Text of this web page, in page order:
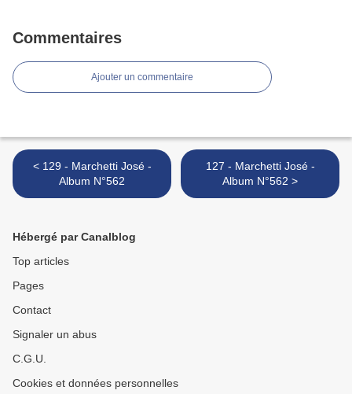
Commentaires
Ajouter un commentaire
< 129 - Marchetti José -
Album N°562
127 - Marchetti José -
Album N°562 >
Hébergé par Canalblog
Top articles
Pages
Contact
Signaler un abus
C.G.U.
Cookies et données personnelles